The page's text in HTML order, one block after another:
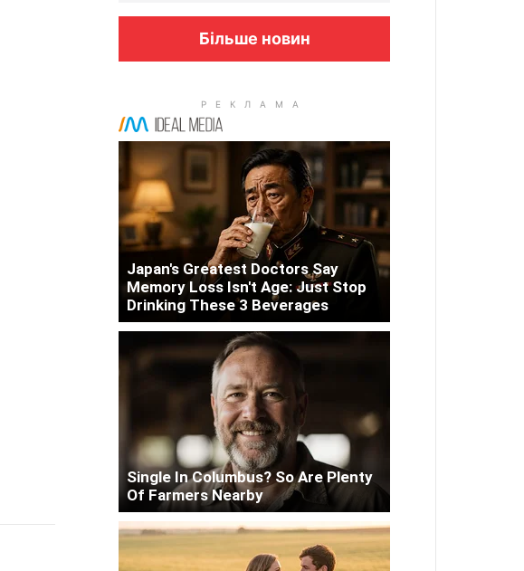
Більше новин
Japan's Greatest Doctors Say
Memory Loss Isn't Age: Just Stop
Drinking These 3 Beverages
Single In Columbus? So Are Plenty
Of Farmers Nearby